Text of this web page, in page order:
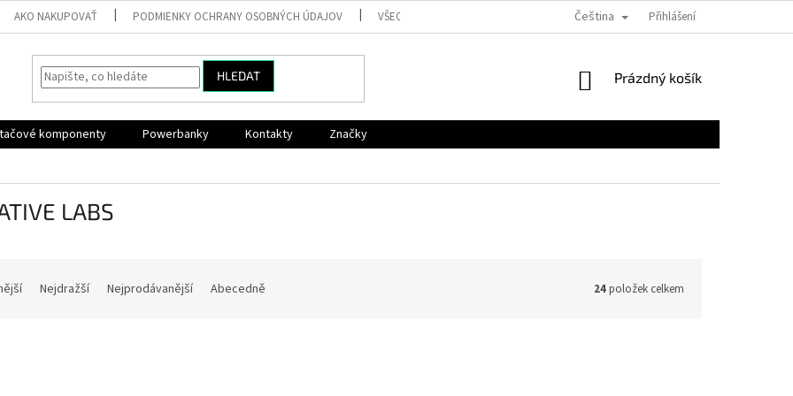
AKO NAKUPOVAŤ PODMIENKY OCHRANY OSOBNÝCH ÚDAJOV VŠEOBECNÉ OBCHODNÉ PODMIENKY PRE E-SHOPY FORMULÁRE NA
Čeština Přihlášení
HLEDAT
NÁKUPNÍ
Prázdný košík
komponenty Powerbanky Kontakty
Značky
LABS
Nejdražší Nejprodávanější Abecedně 24položek celkem